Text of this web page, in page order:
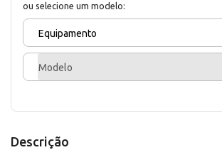
ou selecione um modelo:
Equipamento
Modelo
Descrição